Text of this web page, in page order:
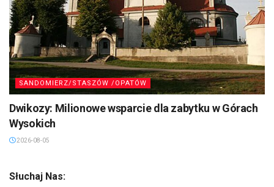
SANDOMIERZ/STASZÓW /OPATÓW
Dwikozy: Milionowe wsparcie dla zabytku w Górach
Wysokich
2026-08-05
Słuchaj Nas: